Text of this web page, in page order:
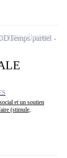
et un soutien
(stimule,
Temps partiel
à ma sélection